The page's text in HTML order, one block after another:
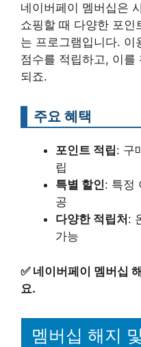
네이버페이 멤버십은
쇼핑할 때 다양한 포인
는 프로그램입니다. 이
점수를 적립하고, 이를
되죠.
주요 혜택
포인트 적립: 구
립
특별 할인: 특정
공
다양한 적립처 :
가능
✅ 네이버페이 멤버십
요.
멤버십 해지